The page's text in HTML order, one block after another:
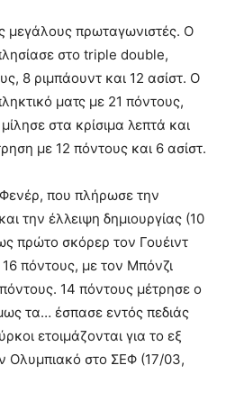
μεγάλους πρωταγωνιστές. Ο
στο triple double,
8 ριμπάουντ και 12 ασίστ. Ο
ματς με 21 πόντους,
στα κρίσιμα λεπτά και
με 12 πόντους και 6 ασίστ.
που πλήρωσε την
την έλλειψη δημιουργίας (10
πρώτο σκόρερ τον Γουέιντ
πόντους, με τον Μπόνζι
14 πόντους μέτρησε ο
τα… έσπασε εντός πεδιάς
ετοιμάζονται για το εξ
Ολυμπιακό στο ΣΕΦ (17/03,